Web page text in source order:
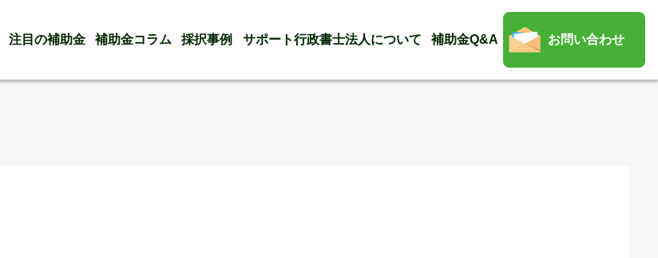
注目の補助金 補助金コラム 採択事例 サポート行政書士法人について 補助金Q&A お問い合わせ